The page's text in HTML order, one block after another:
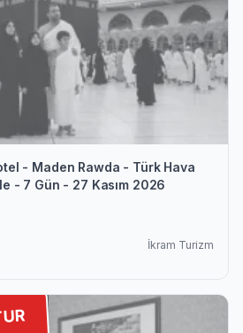
- Maden Rawda - Türk Hava
- 7 Gün - 27 Kasım 2026
İkram Turizm